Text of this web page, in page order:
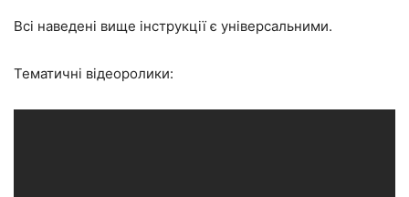
Всі наведені вище інструкції є універсальними.
Тематичні відеоролики: